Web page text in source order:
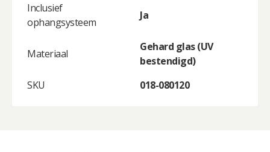
Inclusief
ophangsysteem
Ja
Materiaal
Gehard glas (UV
bestendigd)
SKU
018-080120